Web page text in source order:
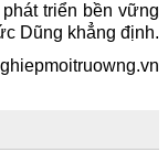
triển bền vững
Dũng khẳng định.